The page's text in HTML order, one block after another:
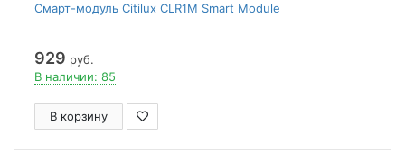
Смарт-модуль Citilux CLR1M Smart Module
929 руб.
В наличии: 85
В корзину